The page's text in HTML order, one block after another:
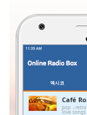
0.00%
Stream
TypeLIVE
Seek to
LIVE
Remaining
멕시코
Café
pop retro
love songs